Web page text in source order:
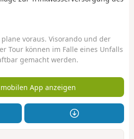
voraus. Visorando und der
Tour können im Falle eines Unfalls
gemacht werden.
App anzeigen